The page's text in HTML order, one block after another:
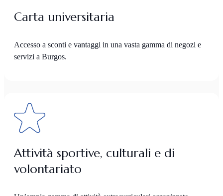
Carta universitaria
Accesso a sconti e vantaggi in una vasta gamma di negozi e
servizi a Burgos.
Attività sportive, culturali e di
volontariato